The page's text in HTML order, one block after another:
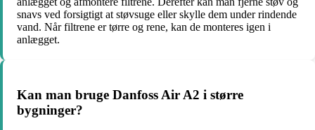
snavs ved forsigtigt at støvsuge eller skylle dem under rindende
vand. Når filtrene er tørre og rene, kan de monteres igen i
anlægget.
Kan man bruge Danfoss Air A2 i større
bygninger?